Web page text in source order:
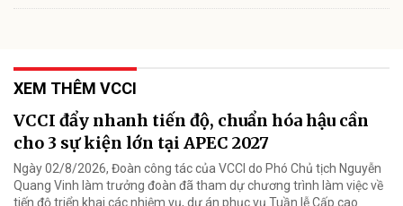
XEM THÊM VCCI
VCCI đẩy nhanh tiến độ, chuẩn hóa hậu cần
cho 3 sự kiện lớn tại APEC 2027
Ngày 02/8/2026, Đoàn công tác của VCCI do Phó Chủ tịch Nguyễn
Quang Vinh làm trưởng đoàn đã tham dự chương trình làm việc về
tiến độ triển khai các nhiệm vụ, dự án phục vụ Tuần lễ Cấp cao